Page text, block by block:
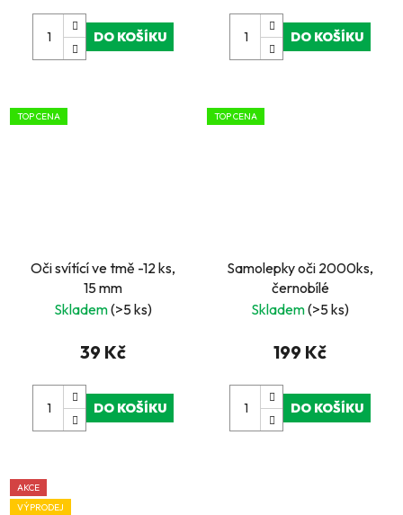
DO KOŠÍKU DO KOŠÍKU
TOP CENA
Oči svítící ve tmě -12 ks,
15 mm
Skladem(>5 ks)
39 Kč
DO KOŠÍKU
TOP CENA
Samolepky oči 2000ks,
černobílé
Skladem(>5 ks)
199 Kč
DO KOŠÍKU
AKCE
VÝPRODEJ